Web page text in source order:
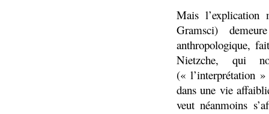
Mais l’explication
Gramsci)
anthropologique,
Nietzche, qui
(« l’interprétation
dans une vie
veut néanmoins